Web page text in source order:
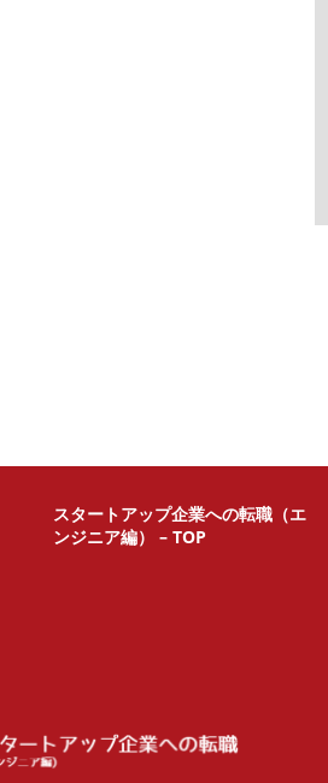
スタートアップ企業への転職（エ
ンジニア編） – TOP